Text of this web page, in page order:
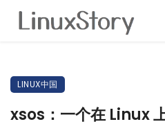
LINUX中国
xsos：一个在 Linux